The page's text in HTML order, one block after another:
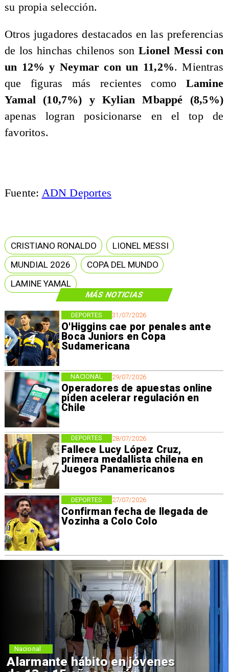
MÁS NOTICIAS
31/07/2026
O'Higgins cae por penales ante
Boca Juniors en Copa
Sudamericana
DEPORTES
29/07/2026
Operadores de apuestas online
piden acelerar regulación en
Chile
NACIONAL
28/07/2026
Fallece Lucy López Cruz,
primera medallista chilena en
Juegos Panamericanos
DEPORTES
27/07/2026
Confirman fecha de llegada de
Vozinha a Colo Colo
DEPORTES
su propia selección.
Otros jugadores destacados en las preferencias
de los hinchas chilenos sonLionel Messi con
un 12% y Neymar con un 11,2%. Mientras
que figuras más recientes como Lamine
Yamal (10,7%) y Kylian Mbappé (8,5%)
apenas logran posicionarse en el top de
favoritos.
Fuente: ADN Deportes
CRISTIANO RONALDO
LIONEL MESSI
MUNDIAL 2026
COPA DEL MUNDO
LAMINE YAMAL
Alarmante hábito en jóvenes
Nacional